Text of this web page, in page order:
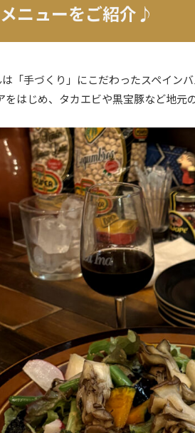
ニューをご紹介♪
「手づくり」にこだわったスペインバ
をはじめ、タカエビや黒宝豚など地元